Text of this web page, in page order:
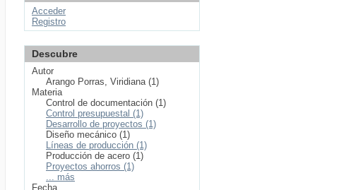
Acceder
Registro
Descubre
Autor
Arango Porras, Viridiana (1)
Materia
Control de documentación (1)
Control presupuestal (1)
Desarrollo de proyectos (1)
Diseño mecánico (1)
Líneas de producción (1)
Producción de acero (1)
Proyectos ahorros (1)
... más
Fecha